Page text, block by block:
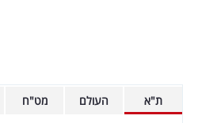
ת"א העולם מט"ח